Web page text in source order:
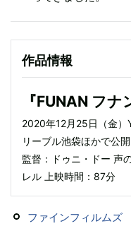
作品情報
『FUNAN フナ
2020年12月25日（金）
リーブル池袋ほかで公開
監督：ドゥニ・ドー 声
レル 上映時間：87分
ファインフィルムズ